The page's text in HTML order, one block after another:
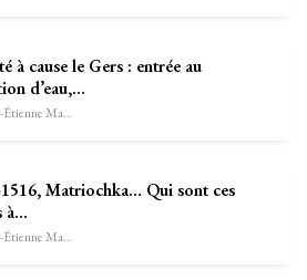
à cause le Gers : entrée au
d’eau,…
Sébastien-Étienne Marechal
Matriochka… Qui sont ces
à…
Sébastien-Étienne Marechal